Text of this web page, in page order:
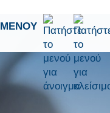
ΜΕΝΟΎ